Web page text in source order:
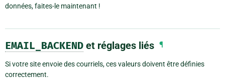
données, faites-le maintenant !
EMAIL_BACKEND et réglages liés ¶
Si votre site envoie des courriels, ces valeurs doivent être définies
correctement.